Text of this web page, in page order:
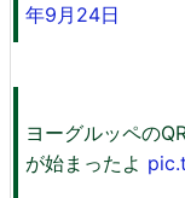
年9月24日
ヨーグルッペの
が始まったよ